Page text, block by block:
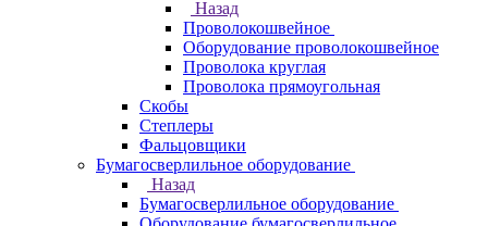
Назад
Проволокошвейное
Оборудование проволокошвейное
Проволока круглая
Проволока прямоугольная
Скобы
Степлеры
Фальцовщики
Бумагосверлильное оборудование
Назад
Бумагосверлильное оборудование